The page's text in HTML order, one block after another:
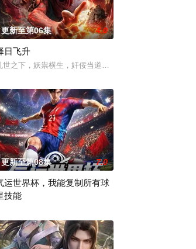
他们在日常琐事中脑洞大开
柳莺儿与将军之子赵昊联手背叛，残忍杀害后抛尸乱葬岗
更新至第06集 4.0
日飞升
世之下，妖祟横生，奸佞当道。又值幽界入侵，人、幽两
之处生灵涂炭，化为永恒的
灵之书，聂离追寻着世界真相。美丽温柔的叶紫芸、倔强
更新至第08集 7.0
运世界杯，我能复制所有球
技能